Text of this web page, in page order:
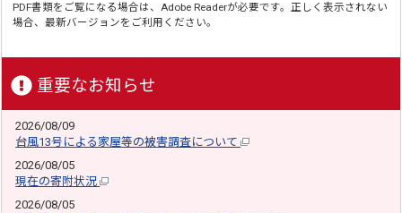
PDF書類をご覧になる場合は、Adobe Readerが必要です。正しく表示されない
場合、最新バージョンをご利用ください。
重要なお知らせ
2026/08/09
台風13号による家屋等の被害調査について
2026/08/05
現在の寄附状況
2026/08/05